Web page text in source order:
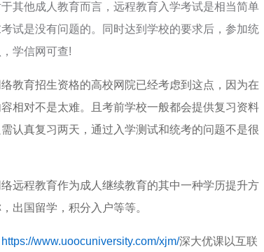
其他成人教育而言，远程教育入学考试是相当简单
试是没有问题的。同时达到学校的要求后，参加统
学信网可查!
教育招生资格的高校网院已经考虑到这点，因为在
相对不是太难。且考前学校一般都会提供复习资料
认真复习两天，通过入学测试和统考的问题不是很
远程教育作为成人继续教育的其中一种学历提升方
出国留学，积分入户等等。
https://www.uoocuniversity.com/xjm/深大优课以互联